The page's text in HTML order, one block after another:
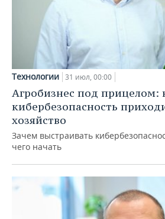
Технологии 31 июл, 00:00
Агробизнес под прицелом:
кибербезопасность
хозяйство
Зачем выстраивать
чего начать